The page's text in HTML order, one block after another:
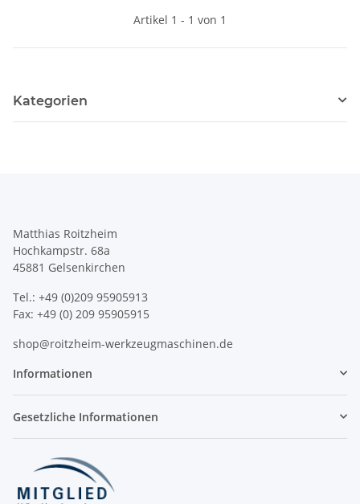
Artikel 1 - 1 von 1
Kategorien
Matthias Roitzheim
Hochkampstr. 68a
45881 Gelsenkirchen
Tel.: +49 (0)209 95905913
Fax: +49 (0) 209 95905915
shop@roitzheim-werkzeugmaschinen.de
Informationen
Gesetzliche Informationen